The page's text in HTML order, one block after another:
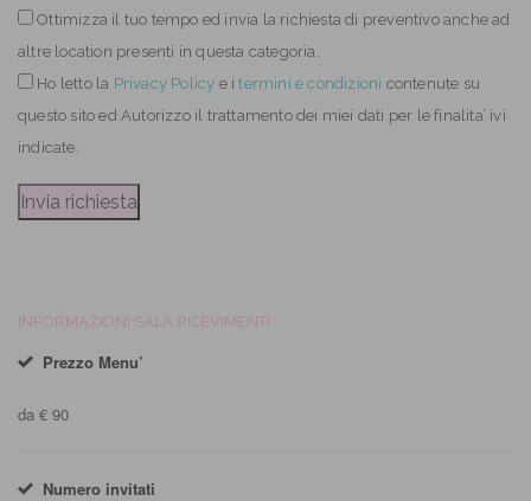
Ottimizza il tuo tempo ed invia la richiesta di preventivo anche ad
altre location presenti in questa categoria.
Ho letto la Privacy Policy e itermini e condizioni contenute su
questo sito ed Autorizzo il trattamento dei miei dati per le finalita’ ivi
indicate.
INFORMAZIONI SALA RICEVIMENTI
Prezzo Menu’
da € 90
Numero invitati